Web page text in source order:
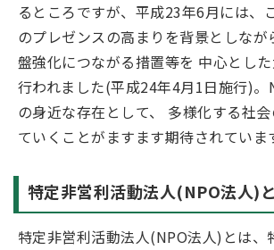
るところですが、平成23年6月には、
のプレゼンスの高まりを背景としなが
盤強化につながる措置等を 中心とし
行われました(平成24年4月1日施行)。
の身近な存在として、 多様化する社
ていくことがますます期待されていま
特定非営利活動法人(NPO法人)
特定非営利活動法人(NPO法人)とは、